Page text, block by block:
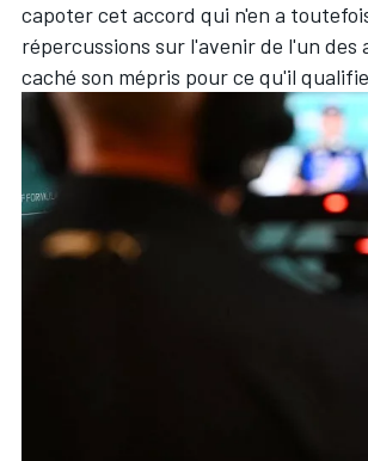
capoter cet accord qui n'en a
répercussions sur l'avenir de l'un des
caché son mépris pour ce qu'il